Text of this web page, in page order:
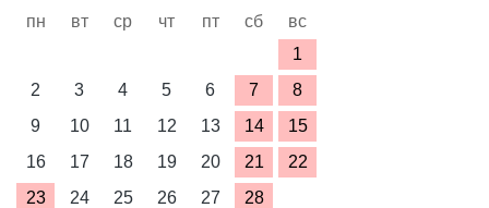
пн вт ср чт пт сб
вс
1
2
3 4 5 6 7
8
9
10 11 12 13 14
15
16
17 18 19 20 21
22
23
24 25 26 27 28